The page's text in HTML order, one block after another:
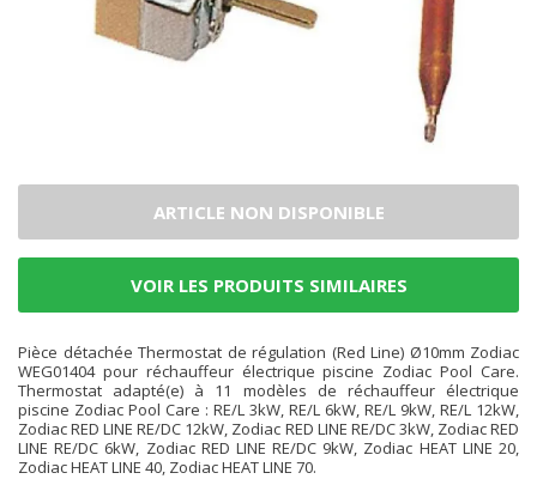
ARTICLE NON DISPONIBLE
VOIR LES PRODUITS SIMILAIRES
Pièce détachée Thermostat de régulation (Red Line) Ø10mm Zodiac
WEG01404 pour réchauffeur électrique piscine Zodiac Pool Care.
Thermostat adapté(e) à 11 modèles de réchauffeur électrique
piscine Zodiac Pool Care : RE/L 3kW, RE/L 6kW, RE/L 9kW, RE/L 12kW,
Zodiac RED LINE RE/DC 12kW, Zodiac RED LINE RE/DC 3kW, Zodiac RED
LINE RE/DC 6kW, Zodiac RED LINE RE/DC 9kW, Zodiac HEAT LINE 20,
Zodiac HEAT LINE 40, Zodiac HEAT LINE 70.